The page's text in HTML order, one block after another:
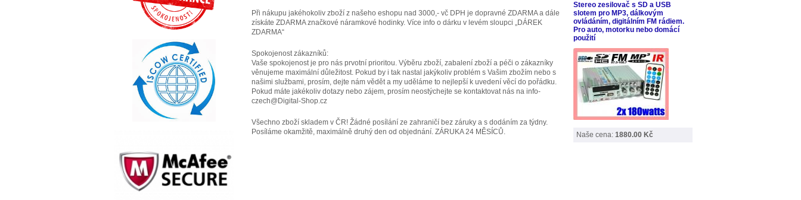
Při nákupu jakéhokoliv zboží z našeho eshopu nad 3000,- vč DPH je dopravné ZDARMA a dále
získáte ZDARMA značkové náramkové hodinky. Více info o dárku v levém sloupci „DÁREK
ZDARMA“
Spokojenost zákazníků:
Vaše spokojenost je pro nás prvotní prioritou. Výběru zboží, zabalení zboží a péči o zákazníky
věnujeme maximální důležitost. Pokud by i tak nastal jakýkoliv problém s Vašim zbožím nebo s
našimi službami, prosím, dejte nám vědět a my uděláme to nejlepší k uvedení věcí do pořádku.
Pokud máte jakékoliv dotazy nebo zájem, prosím neostýchejte se kontaktovat nás na info-
czech@Digital-Shop.cz
Všechno zboží skladem v ČR! Žádné posílání ze zahraničí bez záruky a s dodáním za týdny.
Posíláme okamžitě, maximálně druhý den od objednání. ZÁRUKA 24 MĚSÍCŮ.
Stereo zesilovač s SD a USB
slotem pro MP3, dálkovým
ovládáním, digitálním FM rádiem.
Pro auto, motorku nebo domácí
použití
Naše cena: 1880.00 Kč